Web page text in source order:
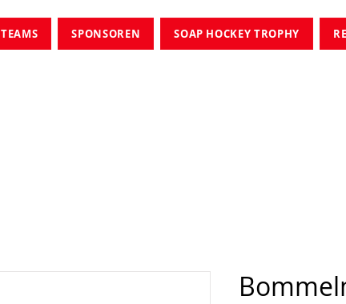
TEAMS SPONSOREN SOAP HOCKEY TROPHY